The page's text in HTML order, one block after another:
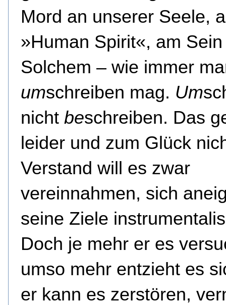
Mord an unserer Seele,
»Human Spirit«, am
Solchem – wie immer
umschreiben mag. Um
nicht beschreiben. Das
leider und zum Glück
Verstand will es zwar
vereinnahmen, sich
seine Ziele
Doch je mehr er es
umso mehr entzieht es
er kann es zerstören,